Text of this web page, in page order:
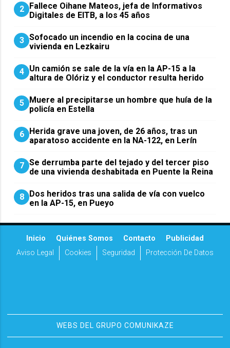
2 Fallece Oihane Mateos, jefa de Informativos
Digitales de EITB, a los 45 años
3 Sofocado un incendio en la cocina de una
vivienda en Lezkairu
4 Un camión se sale de la vía en la AP-15 a la
altura de Olóriz y el conductor resulta herido
5 Muere al precipitarse un hombre que huía de la
policía en Estella
6 Herida grave una joven, de 26 años, tras un
aparatoso accidente en la NA-122, en Lerín
7 Se derrumba parte del tejado y del tercer piso
de una vivienda deshabitada en Puente la Reina
8 Dos heridos tras una salida de vía con vuelco
en la AP-15, en Pueyo
Inicio Quiénes Somos Contacto
Publicidad
Aviso Legal
Cookies Seguridad Protección De Datos
WEBS DEL GRUPO COMUNIKAZE